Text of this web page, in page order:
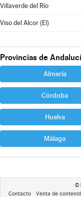
Villaverde del Río
Viso del Alcor (El)
Provincias de
Almería
Córdoba
Huelva
Málaga
©
Contacto Venta de